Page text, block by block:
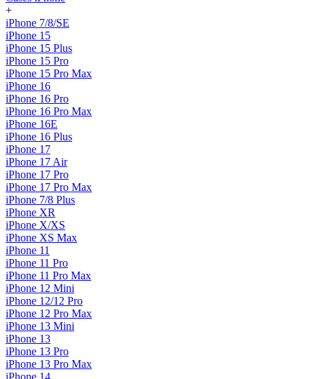
+
iPhone 7/8/SE
iPhone 15
iPhone 15 Plus
iPhone 15 Pro
iPhone 15 Pro Max
iPhone 16
iPhone 16 Pro
iPhone 16 Pro Max
iPhone 16E
iPhone 16 Plus
iPhone 17
iPhone 17 Air
iPhone 17 Pro
iPhone 17 Pro Max
iPhone 7/8 Plus
iPhone XR
iPhone X/XS
iPhone XS Max
iPhone 11
iPhone 11 Pro
iPhone 11 Pro Max
iPhone 12 Mini
iPhone 12/12 Pro
iPhone 12 Pro Max
iPhone 13 Mini
iPhone 13
iPhone 13 Pro
iPhone 13 Pro Max
iPhone 14